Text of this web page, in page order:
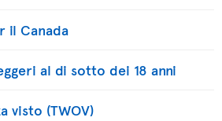
il Canada
al di sotto dei 18 anni
visto (TWOV)